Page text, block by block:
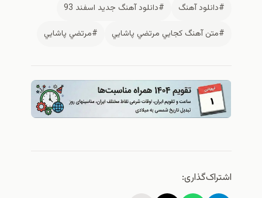
#دانلود آهنگ جديد اسفند 93
آهنگ كجايي مرتضي پاشايي
#مرتضي پاشايي